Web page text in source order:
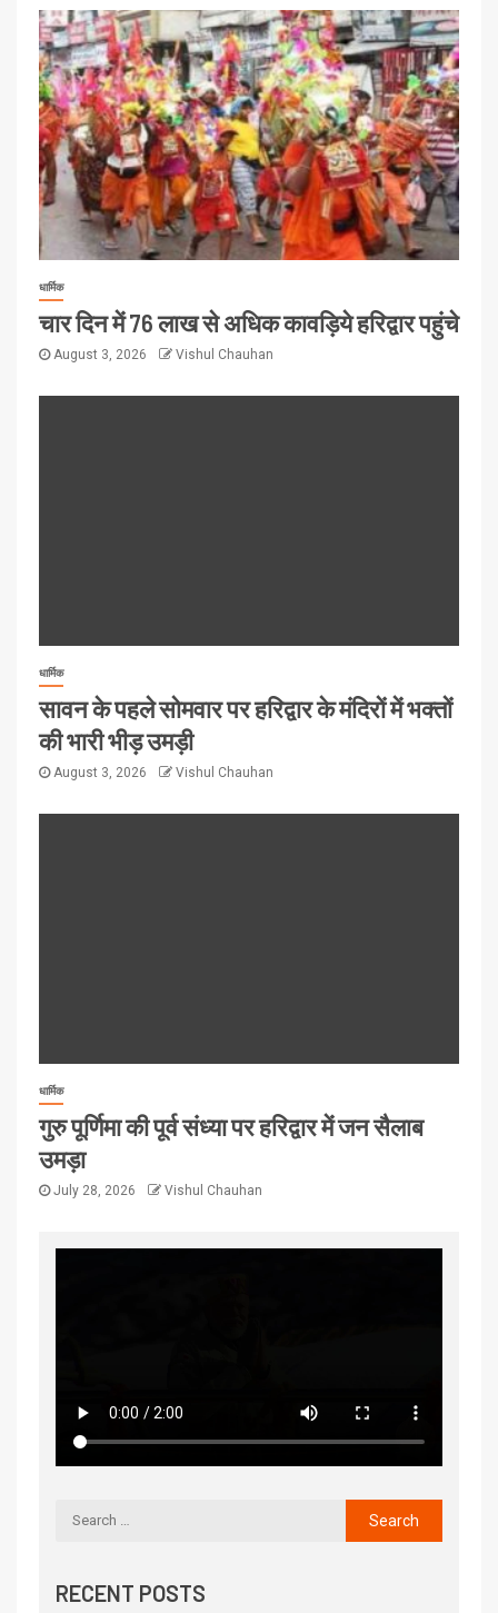
धार्मिक
चार दिन में 76 लाख से अधिक कावड़िये हरिद्वार पहुंचे
August 3, 2026 Vishul Chauhan
धार्मिक
सावन के पहले सोमवार पर हरिद्वार के मंदिरों में भक्तों
की भारी भीड़ उमड़ी
August 3, 2026 Vishul Chauhan
धार्मिक
गुरु पूर्णिमा की पूर्व संध्या पर हरिद्वार में जन सैलाब
उमड़ा
July 28, 2026 Vishul Chauhan
RECENT POSTS